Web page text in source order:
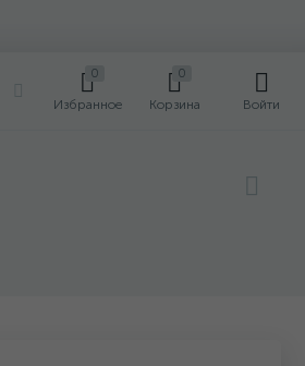
0
Избранное
0
Корзина Войти